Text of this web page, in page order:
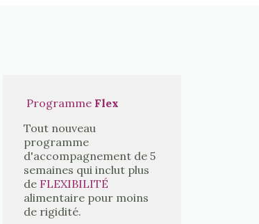
ProgrammeFlex
Tout nouveau
programme
d'accompagnement de 5
semaines qui inclut plus
de FLEXIBILITÉ
alimentaire pour moins
de rigidité.